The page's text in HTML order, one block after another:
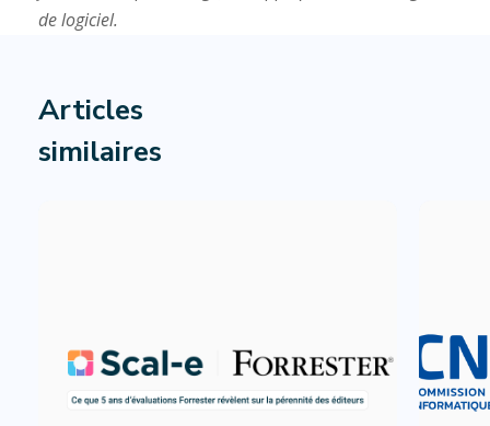
de logiciel.
Articles
similaires